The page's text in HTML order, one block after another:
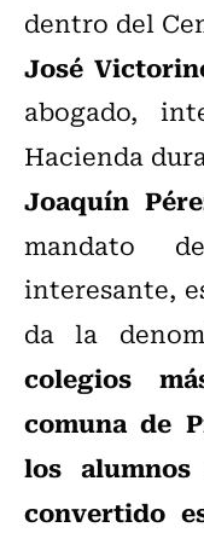
dentro del
José
abogado,
Hacienda
Joaquín
mandato
interesante,
da la
colegios
comuna de
los
convertido